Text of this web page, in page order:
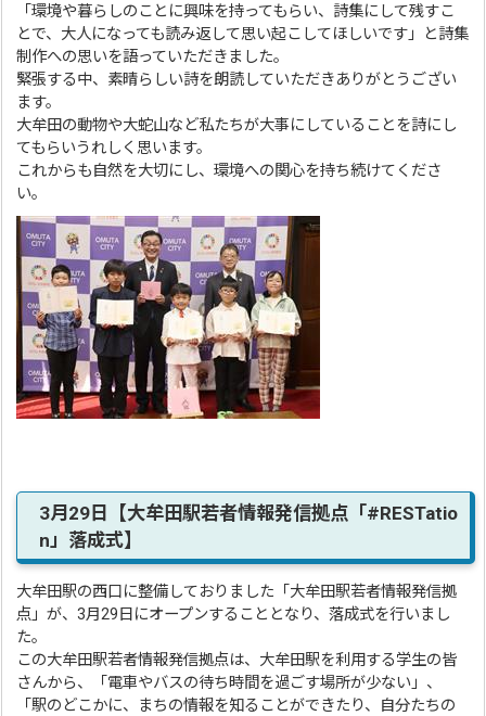
「環境や暮らしのことに興味を持ってもらい、詩集にして残すこ
とで、大人になっても読み返して思い起こしてほしいです」と詩集
制作への思いを語っていただきました。
緊張する中、素晴らしい詩を朗読していただきありがとうござい
ます。
大牟田の動物や大蛇山など私たちが大事にしていることを詩にし
てもらいうれしく思います。
これからも自然を大切にし、環境への関心を持ち続けてくださ
い。
3月29日【大牟田駅若者情報発信拠点「#RESTatio
n」落成式】
大牟田駅の西口に整備しておりました「大牟田駅若者情報発信拠
点」が、3月29日にオープンすることとなり、落成式を行いまし
た。
この大牟田駅若者情報発信拠点は、大牟田駅を利用する学生の皆
さんから、「電車やバスの待ち時間を過ごす場所が少ない」、
「駅のどこかに、まちの情報を知ることができたり、自分たちの